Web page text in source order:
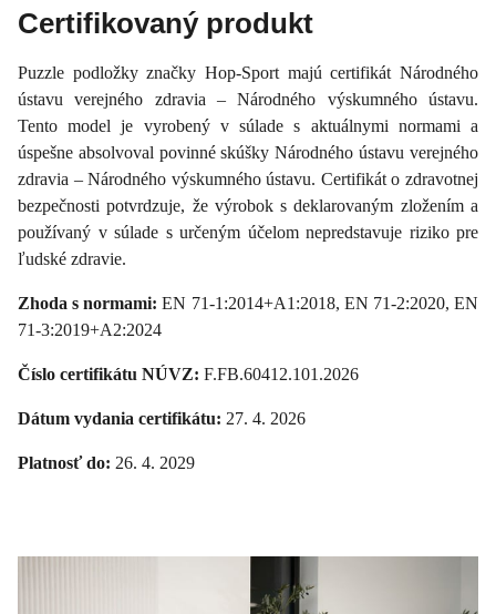
Certifikovaný produkt
Puzzle podložky značky Hop-Sport majú certifikát Národného
ústavu verejného zdravia – Národného výskumného ústavu.
Tento model je vyrobený v súlade s aktuálnymi normami a
úspešne absolvoval povinné skúšky Národného ústavu verejného
zdravia – Národného výskumného ústavu. Certifikát o zdravotnej
bezpečnosti potvrdzuje, že výrobok s deklarovaným zložením a
používaný v súlade s určeným účelom nepredstavuje riziko pre
ľudské zdravie.
Zhoda s normami: EN 71-1:2014+A1:2018, EN 71-2:2020, EN
71-3:2019+A2:2024
Číslo certifikátu NÚVZ: F.FB.60412.101.2026
Dátum vydania certifikátu: 27. 4. 2026
Platnosť do: 26. 4. 2029